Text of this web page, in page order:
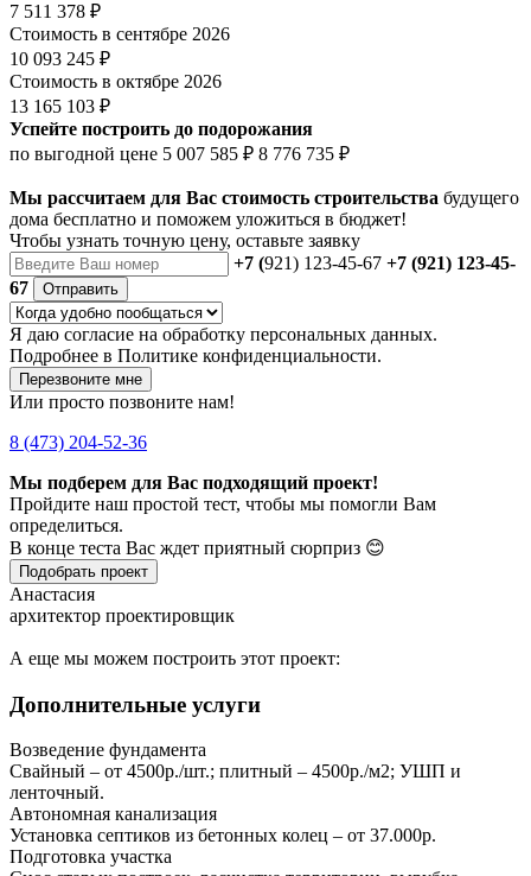
7 511 378 ₽
Стоимость в сентябре 2026
10 093 245 ₽
Стоимость в октябре 2026
13 165 103 ₽
Успейте построить до подорожания
по выгодной цене 5 007 585 ₽ 8 776 735 ₽
Мы рассчитаем для Вас стоимость строительства будущего
дома бесплатно и поможем уложиться в бюджет!
Чтобы узнать точную цену, оставьте заявку
+7 (921) 123-45-67 +7 (921) 123-45-
67
Отправить
Я даю согласие на обработку персональных данных.
Подробнее в Политике конфиденциальности.
Перезвоните мне
Или просто позвоните нам!
8 (473) 204-52-36
Мы подберем для Вас подходящий проект!
Пройдите наш простой тест, чтобы мы помогли Вам
определиться.
В конце теста Вас ждет приятный сюрприз 😊
Подобрать проект
Анастасия
архитектор проектировщик
А еще мы можем построить этот проект:
Дополнительные услуги
Возведение фундамента
Свайный – от 4500р./шт.; плитный – 4500р./м2; УШП и
ленточный.
Автономная канализация
Установка септиков из бетонных колец – от 37.000р.
Подготовка участка